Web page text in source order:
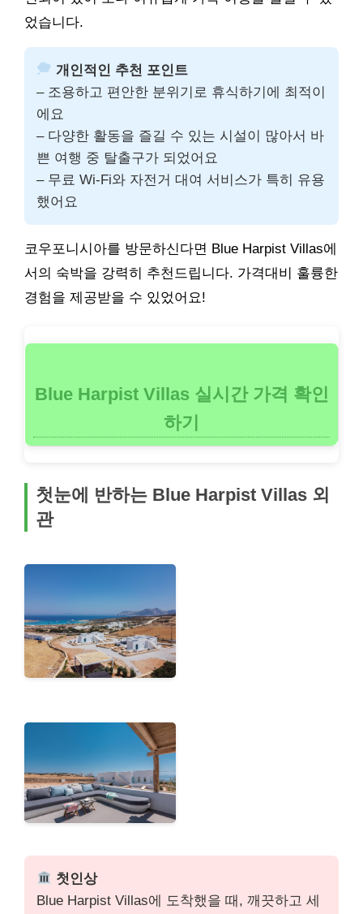
었습니다.
개인적인 추천 포인트
– 조용하고 편안한 분위기로 휴식하기에 최적이
에요
– 다양한 활동을 즐길 수 있는 시설이 많아서 바
쁜 여행 중 탈출구가 되었어요
– 무료 Wi-Fi와 자전거 대여 서비스가 특히 유용
했어요
코우포니시아를 방문하신다면 Blue Harpist Villas에
서의 숙박을 강력히 추천드립니다. 가격대비 훌륭한
경험을 제공받을 수 있었어요!
Blue Harpist Villas 실시간 가격 확인
하기
첫눈에 반하는 Blue Harpist Villas 외
관
첫인상
Blue Harpist Villas에 도착했을 때, 깨끗하고 세